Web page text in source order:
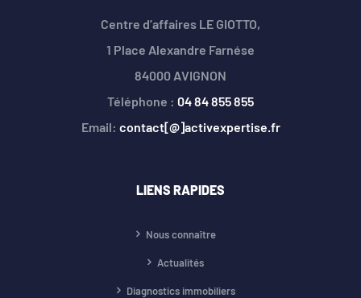
Centre d’affaires LE GIOTTO,
1 Place Alexandre Farnése
84000 AVIGNON
Téléphone : 04 84 855 855
Email: contact[@]activexpertise.fr
LIENS RAPIDES
Nous connaître
Actualités
Diagnostics immobiliers